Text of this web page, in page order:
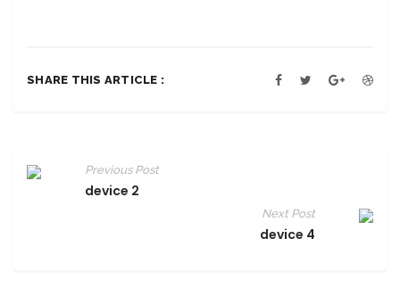
SHARE THIS ARTICLE :
Previous Post
device 2
Next Post
device 4